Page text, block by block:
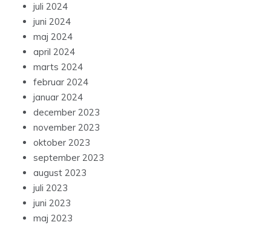
juli 2024
juni 2024
maj 2024
april 2024
marts 2024
februar 2024
januar 2024
december 2023
november 2023
oktober 2023
september 2023
august 2023
juli 2023
juni 2023
maj 2023